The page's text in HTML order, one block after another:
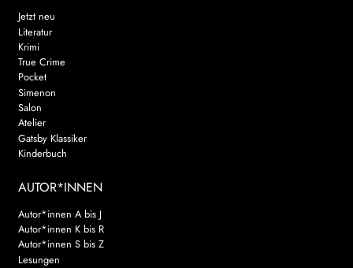
Jetzt neu
Literatur
Krimi
True Crime
Pocket
Simenon
Salon
Atelier
Gatsby Klassiker
Kinderbuch
AUTOR*INNEN
Autor*innen A bis J
Autor*innen K bis R
Autor*innen S bis Z
Lesungen